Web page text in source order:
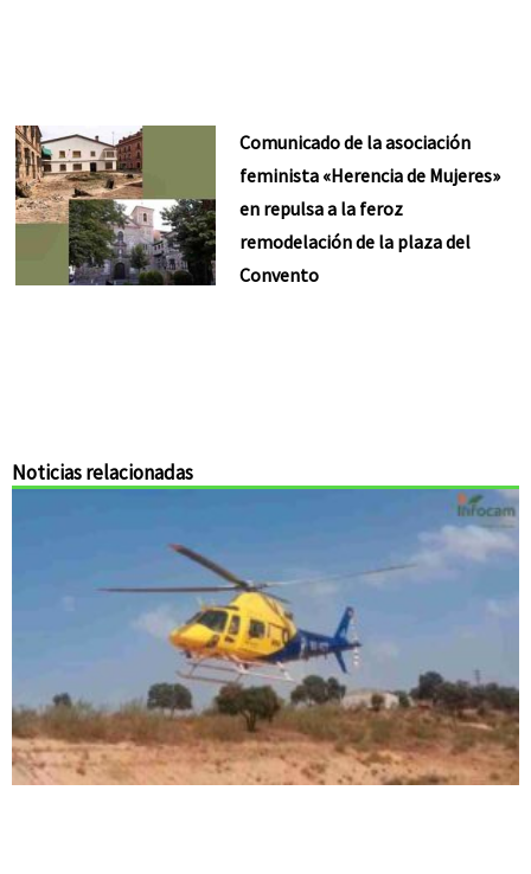
Comunicado de la asociación
feminista «Herencia de Mujeres»
en repulsa a la feroz
remodelación de la plaza del
Convento
Noticias relacionadas